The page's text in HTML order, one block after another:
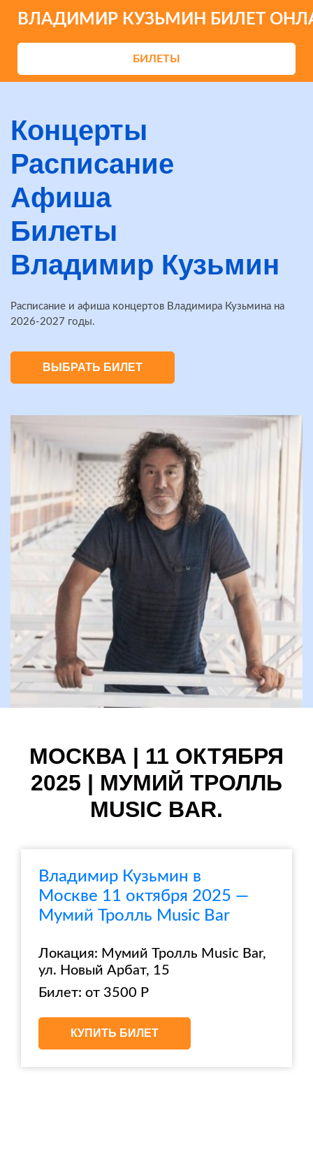
ВЛАДИМИР КУЗЬМИН БИЛЕТ
БИЛЕТЫ
Концерты
Расписание
Афиша
Билеты
Владимир Кузьмин
Расписание и афиша концертов Владимира Кузьмина на
2026-2027 годы.
ВЫБРАТЬ БИЛЕТ
МОСКВА | 11 ОКТЯБРЯ
2025 | МУМИЙ ТРОЛЛЬ
MUSIC BAR.
Владимир Кузьмин в
Москве 11 октября 2025 —
Мумий Тролль Music Bar
Локация: Мумий Тролль Music Bar,
ул. Новый Арбат, 15
Билет: от 3500 Р
КУПИТЬ БИЛЕТ